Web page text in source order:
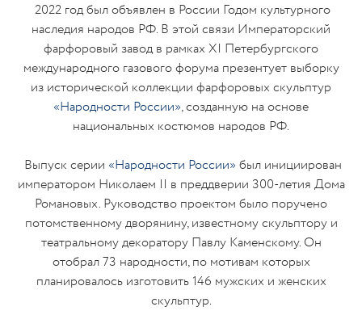
2022 год был объявлен в России Годом культурного
наследия народов РФ. В этой связи Императорский
фарфоровый завод в рамках XI Петербургского
международного газового форума презентует выборку
из исторической коллекции фарфоровых скульптур
«Народности России», созданную на основе
национальных костюмов народов РФ.
Выпуск серии «Народности России» был инициирован
императором Николаем II в преддверии 300-летия Дома
Романовых. Руководство проектом было поручено
потомственному дворянину, известному скульптору и
театральному декоратору Павлу Каменскому. Он
отобрал 73 народности, по мотивам которых
планировалось изготовить 146 мужских и женских
скульптур.